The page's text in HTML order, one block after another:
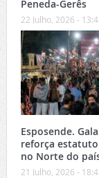
Peneda-Gerês
22 Julho, 2026 -
Esposende.
reforça
no Norte do
21 Julho, 2026 -